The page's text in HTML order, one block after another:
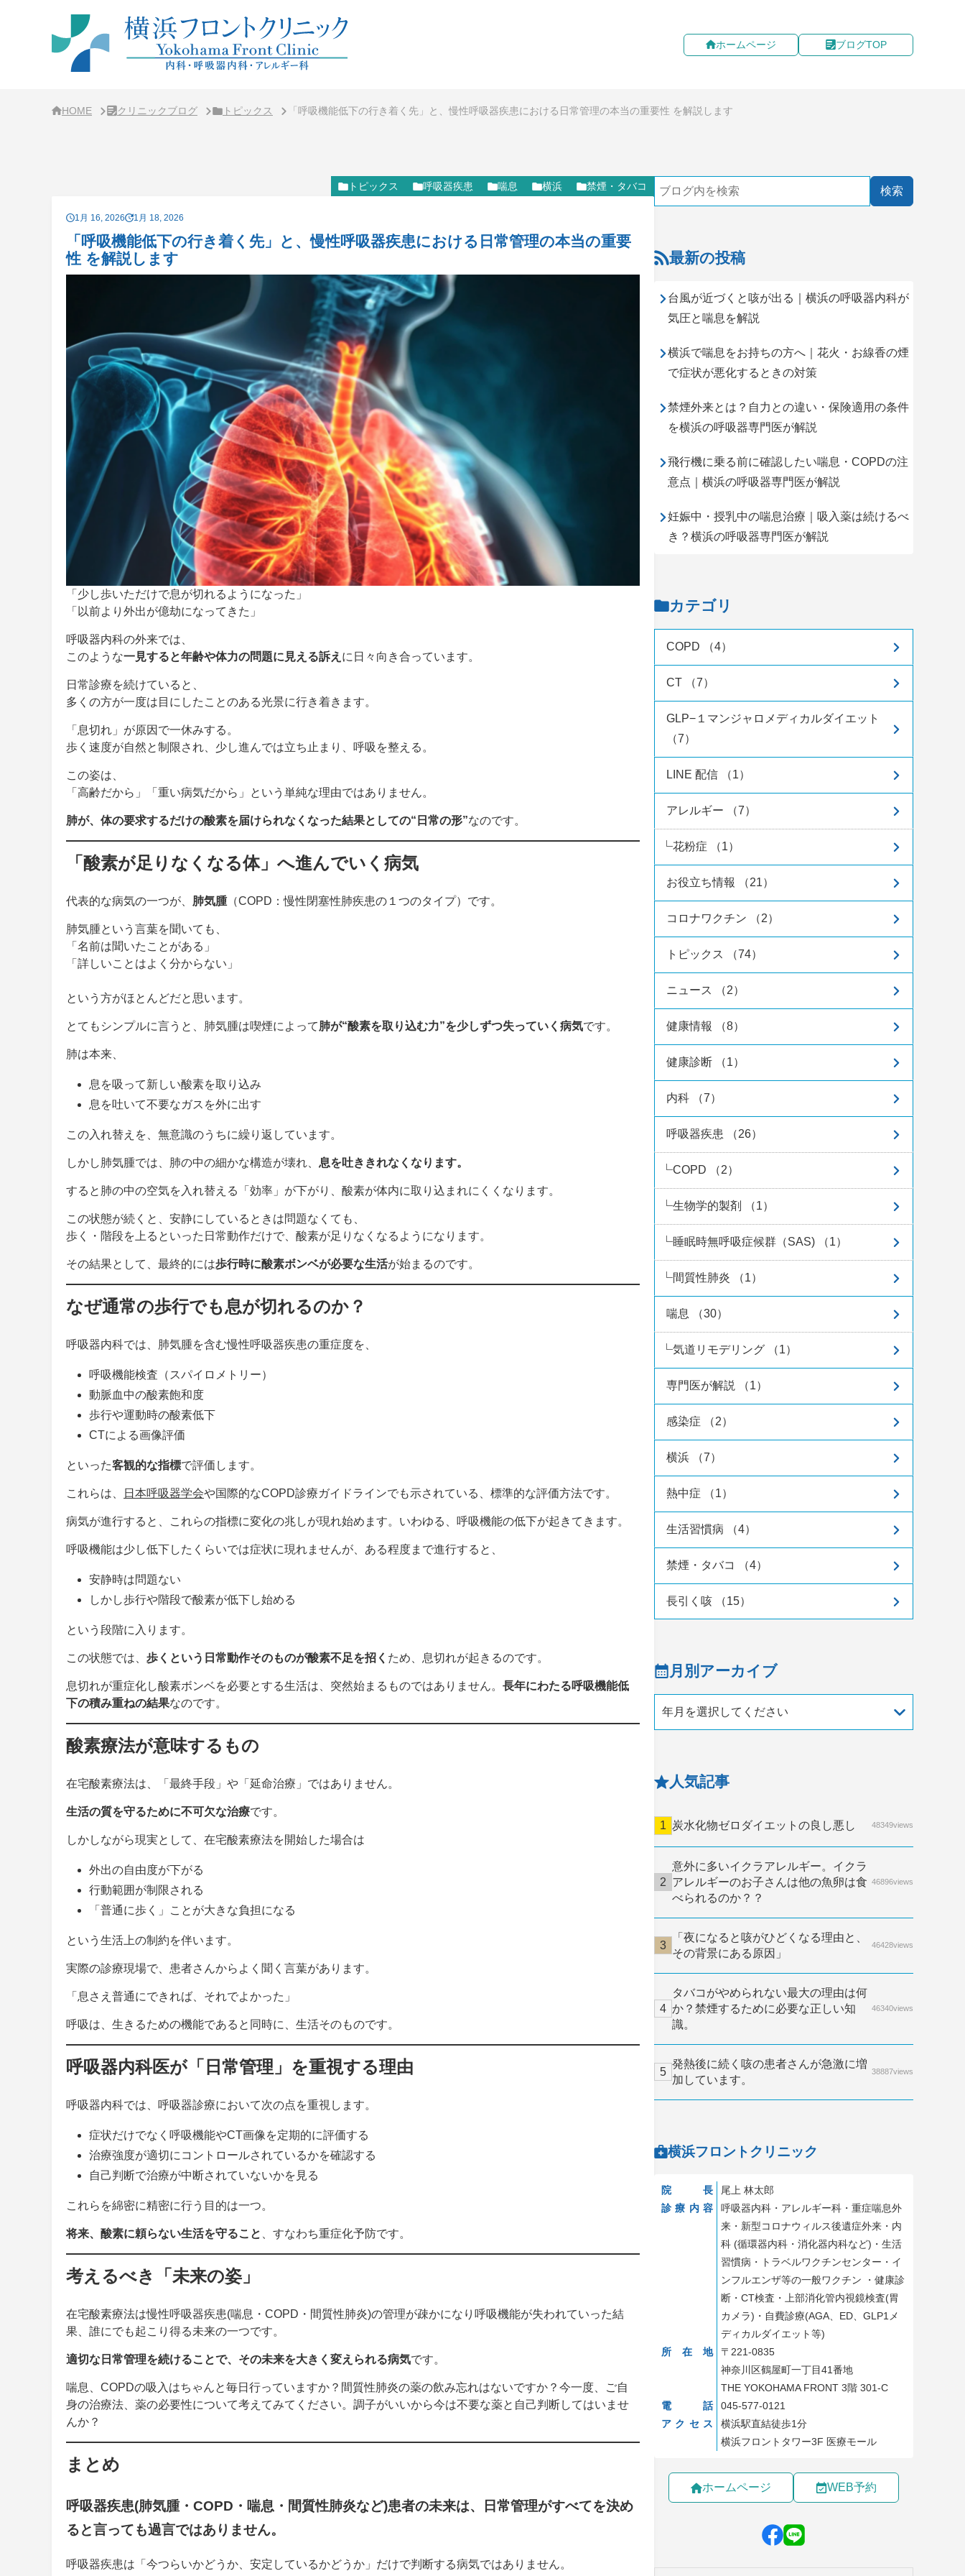
ホームページ ブログTOP
HOME クリニックブログ トピックス 「呼吸機能低下の行き着く先」と、慢性呼吸器疾患における日常管理の本当の重要性 を解説します
トピックス 呼吸器疾患 喘息 横浜 禁煙・タバコ
1月 16, 2026 1月 18, 2026
「呼吸機能低下の行き着く先」と、慢性呼吸器疾患における日常管理の本当の重要
性 を解説します
「少し歩いただけで息が切れるようになった」
「以前より外出が億劫になってきた」
呼吸器内科の外来では、
このような一見すると年齢や体力の問題に見える訴え に日々向き合っています。
日常診療を続けていると、
多くの方が一度は目にしたことのある光景に行き着きます。
「息切れ」が原因で一休みする。
歩く速度が自然と制限され、少し進んでは立ち止まり、呼吸を整える。
この姿は、
「高齢だから」「重い病気だから」という単純な理由ではありません。
肺が、体の要求するだけの酸素を届けられなくなった結果としての“日常の形”なのです。
「酸素が足りなくなる体」へ進んでいく病気
代表的な病気の一つが、 肺気腫（COPD：慢性閉塞性肺疾患の１つのタイプ）です。
肺気腫という言葉を聞いても、
「名前は聞いたことがある」
「詳しいことはよく分からない」
という方がほとんどだと思います。
とてもシンプルに言うと、肺気腫は喫煙によって肺が“酸素を取り込む力”を少しずつ失っていく病気です。
肺は本来、
息を吸って新しい酸素を取り込み
息を吐いて不要なガスを外に出す
この入れ替えを、無意識のうちに繰り返しています。
しかし肺気腫では、肺の中の細かな構造が壊れ、 息を吐ききれなくなります。
すると肺の中の空気を入れ替える「効率」が下がり、酸素が体内に取り込まれにくくなります。
この状態が続くと、安静にしているときは問題なくても、
歩く・階段を上るといった日常動作だけで、酸素が足りなくなるようになります。
その結果として、最終的には歩行時に酸素ボンベが必要な生活が始まるのです。
なぜ通常の歩行でも息が切れるのか？
呼吸器内科では、肺気腫を含む慢性呼吸器疾患の重症度を、
呼吸機能検査（スパイロメトリー）
動脈血中の酸素飽和度
歩行や運動時の酸素低下
CTによる画像評価
といった客観的な指標で評価します。
これらは、 日本呼吸器学会や国際的なCOPD診療ガイドラインでも示されている、標準的な評価方法です。
病気が進行すると、これらの指標に変化の兆しが現れ始めます。いわゆる、呼吸機能の低下が起きてきます。
呼吸機能は少し低下したくらいでは症状に現れませんが、ある程度まで進行すると、
安静時は問題ない
しかし歩行や階段で酸素が低下し始める
という段階に入ります。
この状態では、 歩くという日常動作そのものが酸素不足を招く ため、息切れが起きるのです。
息切れが重症化し酸素ボンベを必要とする生活は、突然始まるものではありません。 長年にわたる呼吸機能低
下の積み重ねの結果なのです。
酸素療法が意味するもの
在宅酸素療法は、「最終手段」や「延命治療」ではありません。
生活の質を守るために不可欠な治療です。
しかしながら現実として、在宅酸素療法を開始した場合は
外出の自由度が下がる
行動範囲が制限される
「普通に歩く」ことが大きな負担になる
という生活上の制約を伴います。
実際の診療現場で、患者さんからよく聞く言葉があります。
「息さえ普通にできれば、それでよかった」
呼吸は、生きるための機能であると同時に、生活そのものです。
呼吸器内科医が「日常管理」を重視する理由
呼吸器内科では、呼吸器診療において次の点を重視します。
症状だけでなく呼吸機能やCT画像を定期的に評価する
治療強度が適切にコントロールされているかを確認する
自己判断で治療が中断されていないかを見る
これらを綿密に精密に行う目的は一つ。
将来、酸素に頼らない生活を守ること 、すなわち重症化予防です。
考えるべき「未来の姿」
在宅酸素療法は慢性呼吸器疾患(喘息・COPD・間質性肺炎)の管理が疎かになり呼吸機能が失われていった結
果、誰にでも起こり得る未来の一つです。
適切な日常管理を続けることで、その未来を大きく変えられる病気です。
喘息、COPDの吸入はちゃんと毎日行っていますか？間質性肺炎の薬の飲み忘れはないですか？今一度、ご自
身の治療法、薬の必要性について考えてみてください。調子がいいから今は不要な薬と自己判断してはいませ
んか？
まとめ
呼吸器疾患(肺気腫・COPD・喘息・間質性肺炎など)患者の未来は、日常管理がすべてを決め
ると言っても過言ではありません。
呼吸器疾患は「今つらいかどうか、安定しているかどうか」だけで判断する病気ではありません。
最新の投稿
台風が近づくと咳が出る｜横浜の呼吸器内科が
気圧と喘息を解説
横浜で喘息をお持ちの方へ｜花火・お線香の煙
で症状が悪化するときの対策
禁煙外来とは？自力との違い・保険適用の条件
を横浜の呼吸器専門医が解説
飛行機に乗る前に確認したい喘息・COPDの注
意点｜横浜の呼吸器専門医が解説
妊娠中・授乳中の喘息治療｜吸入薬は続けるべ
き？横浜の呼吸器専門医が解説
カテゴリ
COPD （4）
CT （7）
GLP−１マンジャロメディカルダイエット
（7）
LINE 配信 （1）
アレルギー （7）
花粉症 （1）
お役立ち情報 （21）
コロナワクチン （2）
トピックス （74）
ニュース （2）
健康情報 （8）
健康診断 （1）
内科 （7）
呼吸器疾患 （26）
COPD （2）
生物学的製剤 （1）
睡眠時無呼吸症候群（SAS) （1）
間質性肺炎 （1）
喘息 （30）
気道リモデリング （1）
専門医が解説 （1）
感染症 （2）
横浜 （7）
熱中症 （1）
生活習慣病 （4）
禁煙・タバコ （4）
長引く咳 （15）
月別アーカイブ
年月を選択してください
人気記事
炭水化物ゼロダイエットの良し悪し 48349views
意外に多いイクラアレルギー。イクラ
アレルギーのお子さんは他の魚卵は食
べられるのか？？
46896views
「夜になると咳がひどくなる理由と、
その背景にある原因」
46428views
タバコがやめられない最大の理由は何
か？禁煙するために必要な正しい知
識。
46340views
発熱後に続く咳の患者さんが急激に増
加しています。
38887views
横浜フロントクリニック
院長
尾上 林太郎
診療内容
呼吸器内科・アレルギー科・重症喘息外
来・新型コロナウィルス後遺症外来・内
科 (循環器内科・消化器内科など)・生活
習慣病・トラベルワクチンセンター・イ
ンフルエンザ等の一般ワクチン ・健康診
断・CT検査・上部消化管内視鏡検査(胃
カメラ)・自費診療(AGA、ED、GLP1メ
ディカルダイエット等)
所在地
〒221-0835
神奈川区鶴屋町一丁目41番地
THE YOKOHAMA FRONT 3階 301-C
電話
045-577-0121
アクセス
横浜駅直結徒歩1分
横浜フロントタワー3F 医療モール
ホームページ WEB予約